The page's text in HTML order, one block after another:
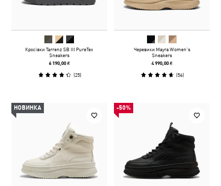
Кросівки Tarrenz SB III PureTex
Sneakers
6 190,00 ₴
(25)
Черевики Mayra Women’s
Sneakers
4 990,00 ₴
(56)
НОВИНКА -50%